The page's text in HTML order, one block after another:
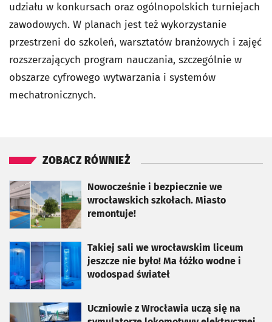
udziału w konkursach oraz ogólnopolskich turniejach
zawodowych. W planach jest też wykorzystanie
przestrzeni do szkoleń, warsztatów branżowych i zajęć
rozszerzających program nauczania, szczególnie w
obszarze cyfrowego wytwarzania i systemów
mechatronicznych.
ZOBACZ RÓWNIEŻ
Nowocześnie i bezpiecznie we
wrocławskich szkołach. Miasto
remontuje!
otworzy się w nowej karcie
Takiej sali we wrocławskim liceum
jeszcze nie było! Ma łóżko wodne i
wodospad świateł
otworzy się w nowej karcie
Uczniowie z Wrocławia uczą się na
otworzy się w nowej karcie